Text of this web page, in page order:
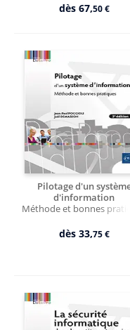
dès 67,50 €
Pilotage d'un
d'information
Méthode et bonnes
dès 33,75 €